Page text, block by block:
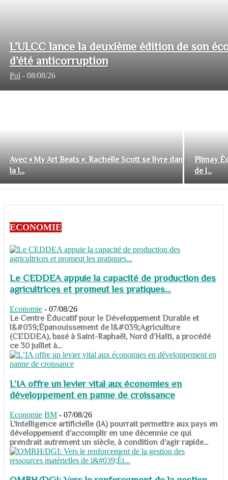
L’ULCC lance la deuxième édition de son
d’été anticorruption
Pol - 08/08/26
Avec « My Art Beats »: Rachelle Scott se livre dans
la l...
Plimay
de J...
ECONOMIE
Le CEDDEA appuie la capacité de production des
agricultrices et promeut les pratiques...
Economie - 07/08/26
​​​​​​​Le Centre Éducatif pour le Développement Durable et
l&#039;Épanouissement de l&#039;Agriculture
(CEDDEA), basé à Saint-Raphaël, Nord d’Haïti, a procédé
ce 30 juillet à...
L’IA offre un levier vital aux économies en
développement en panne de croissance
Economie BM - 07/08/26
​​​​​​​L’intelligence artificielle (IA) pourrait permettre aux pays en
développement d’accomplir en une décennie ce qui
prendrait autrement un siècle, à condition d’agir rapide...